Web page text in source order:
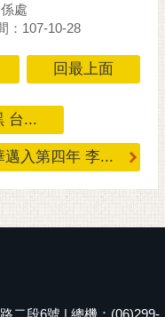
處
：107-10-28
回最上面
台...
邁入第四年 李...
二段6號 | 總機：(06)299-